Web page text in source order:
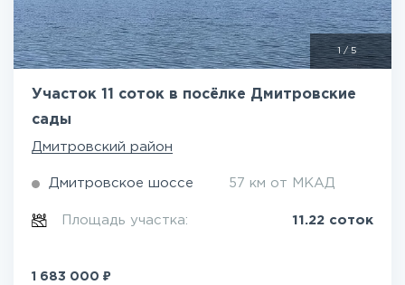
1/ 5
Участок 11 соток в посёлке Дмитровские
сады
Дмитровский район
Дмитровское шоссе 57 км от МКАД
Площадь участка: 11.22 соток
1 683 000 ₽